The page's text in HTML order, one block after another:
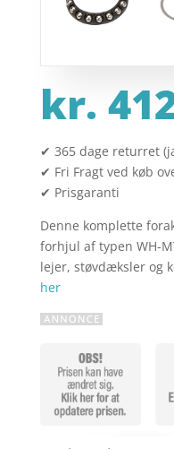
kr.
✔ 365 dage returret
✔ Fri Fragt ved køb
✔ Prisgaranti
Denne komplette
forhjul af typen WH-
lejer, støvdæksler og
her